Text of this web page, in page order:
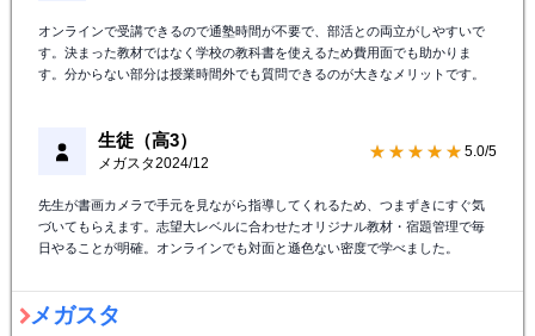
オンラインで受講できるので通塾時間が不要で、部活との両立がしやすいで
す。決まった教材ではなく学校の教科書を使えるため費用面でも助かりま
す。分からない部分は授業時間外でも質問できるのが大きなメリットです。
生徒（高3）
メガスタ2024/12
★★★★★ 5.0/5
先生が書画カメラで手元を見ながら指導してくれるため、つまずきにすぐ気
づいてもらえます。志望大レベルに合わせたオリジナル教材・宿題管理で毎
日やることが明確。オンラインでも対面と遜色ない密度で学べました。
メガスタ